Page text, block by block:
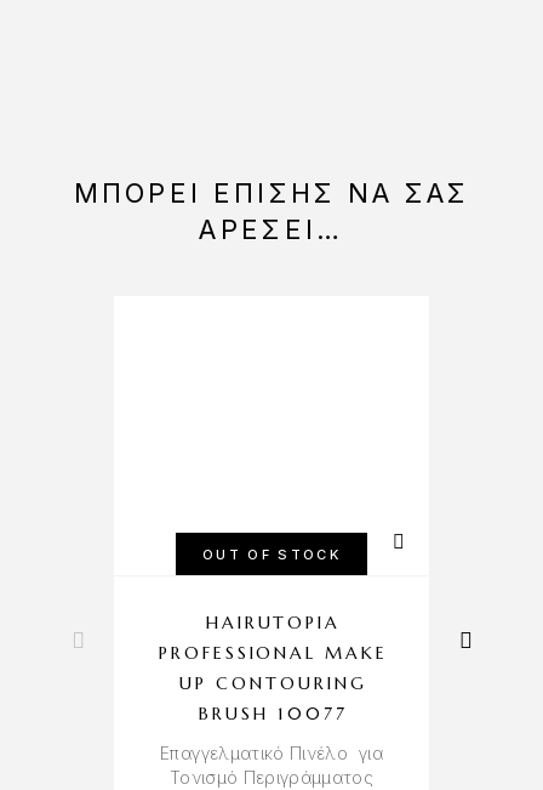
ΜΠΟΡΕΊ ΕΠΊΣΗΣ ΝΑ ΣΑΣ
ΑΡΈΣΕΙ…
OUT OF STOCK
HAIRUTOPIA
PROFESSIONAL MAKE
UP CONTOURING
BRUSH 10077
Επαγγελματικό Πινέλο για
Τονισμό Περιγράμματος